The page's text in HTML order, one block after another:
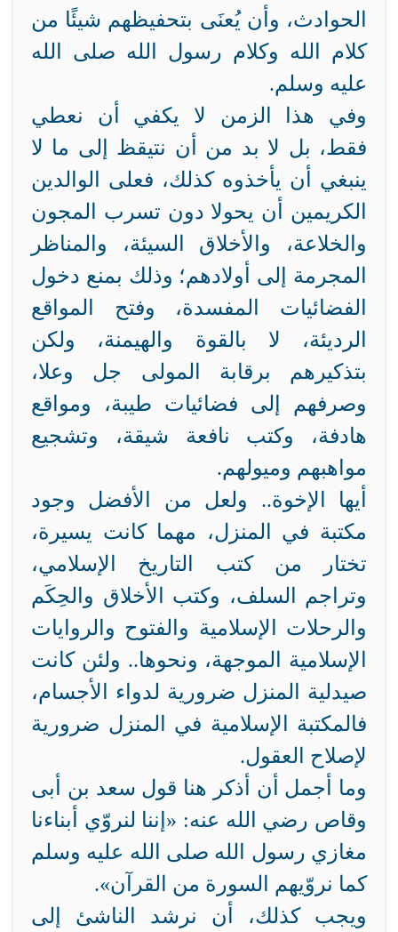
الحوادث، وأن يُعنَى بتحفيظهم شيئًا من
كلام الله وكلام رسول الله صلى الله
عليه وسلم.
وفي هذا الزمن لا يكفي أن نعطي
فقط، بل لا بد من أن نتيقظ إلى ما لا
ينبغي أن يأخذوه كذلك، فعلى الوالدين
الكريمين أن يحولا دون تسرب المجون
والخلاعة، والأخلاق السيئة، والمناظر
المجرمة إلى أولادهم؛ وذلك بمنع دخول
الفضائيات المفسدة، وفتح المواقع
الرديئة، لا بالقوة والهيمنة، ولكن
بتذكيرهم برقابة المولى جل وعلا،
وصرفهم إلى فضائيات طيبة، ومواقع
هادفة، وكتب نافعة شيقة، وتشجيع
مواهبهم وميولهم.
أيها الإخوة.. ولعل من الأفضل وجود
مكتبة في المنزل، مهما كانت يسيرة،
تختار من كتب التاريخ الإسلامي،
وتراجم السلف، وكتب الأخلاق والحِكَم
والرحلات الإسلامية والفتوح والروايات
الإسلامية الموجهة، ونحوها.. ولئن كانت
صيدلية المنزل ضرورية لدواء الأجسام،
فالمكتبة الإسلامية في المنزل ضرورية
لإصلاح العقول.
وما أجمل أن أذكر هنا قول سعد بن أبى
وقاص رضي الله عنه: «إننا لنروّي أبناءنا
مغازي رسول الله صلى الله عليه وسلم
كما نروّيهم السورة من القرآن».
ويجب كذلك، أن نرشد الناشئ إلى